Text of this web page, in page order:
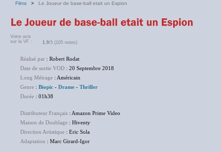
Films > Le Joueur de base-ball etait un Espion
Votre avis
sur la VF :
1.9/5 (105 notes)
Réalisé par : Robert Rodat
Date de sortie VOD : 20 Septembre 2018
Long Métrage : Américain
Genre : Biopic - Drame - Thriller
Durée : 01h38
Distributeur Français : Amazon Prime Video
Maison de Doublage : Hiventy
Direction Artistique : Eric Sola
Adaptation : Marc Girard-Igor